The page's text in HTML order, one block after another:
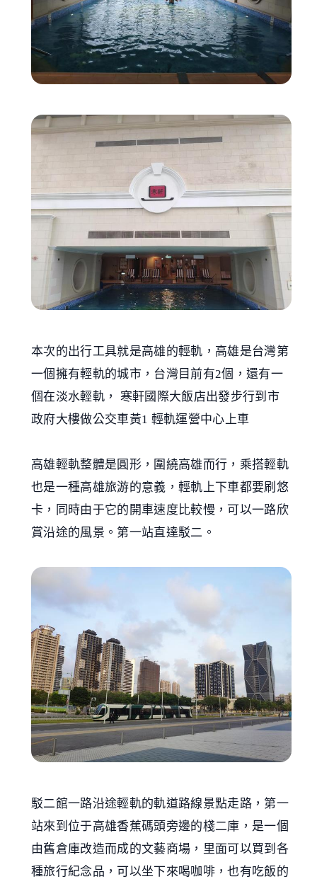
本次的出行工具就是高雄的輕軌，高雄是台灣第
一個擁有輕軌的城市，台灣目前有2個，還有一
個在淡水輕軌， 寒軒國際大飯店出發步行到市
政府大樓做公交車黃1 輕軌運營中心上車
高雄輕軌整體是圓形，圍繞高雄而行，乘搭輕軌
也是一種高雄旅游的意義，輕軌上下車都要刷悠
卡，同時由于它的開車速度比較慢，可以一路欣
賞沿途的風景。第一站直達駁二。
駁二館一路沿途輕軌的軌道路線景點走路，第一
站來到位于高雄香蕉碼頭旁邊的棧二庫，是一個
由舊倉庫改造而成的文藝商場，里面可以買到各
種旅行紀念品，可以坐下來喝咖啡，也有吃飯的